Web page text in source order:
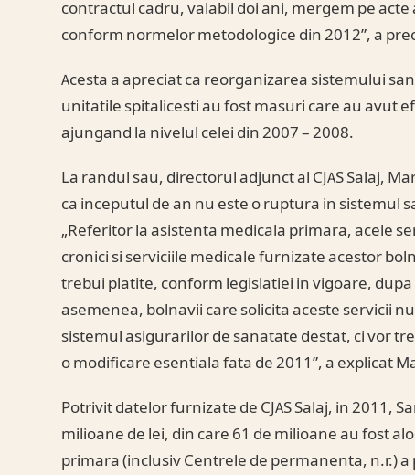
contractul cadru, valabil doi ani, mergem pe
conform normelor metodologice din 2012”, a
Acesta a apreciat ca reorganizarea sistemului
unitatile spitalicesti au fost masuri care au avut
ajungand la nivelul celei din 2007 – 2008.
La randul sau, directorul adjunct al CJAS Salaj,
ca inceputul de an nu este o ruptura in sistemul
„Referitor la asistenta medicala primara, acele
cronici si serviciile medicale furnizate acestor
trebui platite, conform legislatiei in vigoare,
asemenea, bolnavii care solicita aceste servicii
sistemul asigurarilor de sanatate destat, ci vor
o modificare esentiala fata de 2011”, a explicat
Potrivit datelor furnizate de CJAS Salaj, in 2011,
milioane de lei, din care 61 de milioane au fost
primara (inclusiv Centrele de permanenta, n.r.)